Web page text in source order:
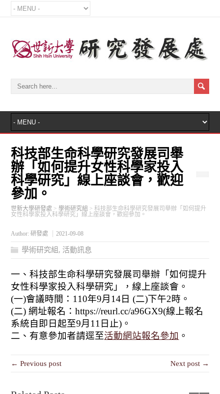
科技部生命科學研究發展司舉
辦「如何提升女性科學家投入
科學研究」線上座談會，歡迎
參加。
世新大學研發處 >學術研究組 >科技部生命科學研究發展司舉辦「如何提升
女性科學家投入科學研究」線上座談會，歡迎參加。
Author:研發處 2021-09-08
學術研究組, 活動訊息
一、科技部生命科學研究發展司舉辦「如何提升
女性科學家投入科學研究」，線上座談會。
(一)會議時間：110年9月14日 (二)下午2時。
(二) 網址報名：https://reurl.cc/a96GX9(線上報名
系統自即日起至9月11日止)。
二、有意參加者請逕至活動網站報名參加 。
← Previous post Next post →